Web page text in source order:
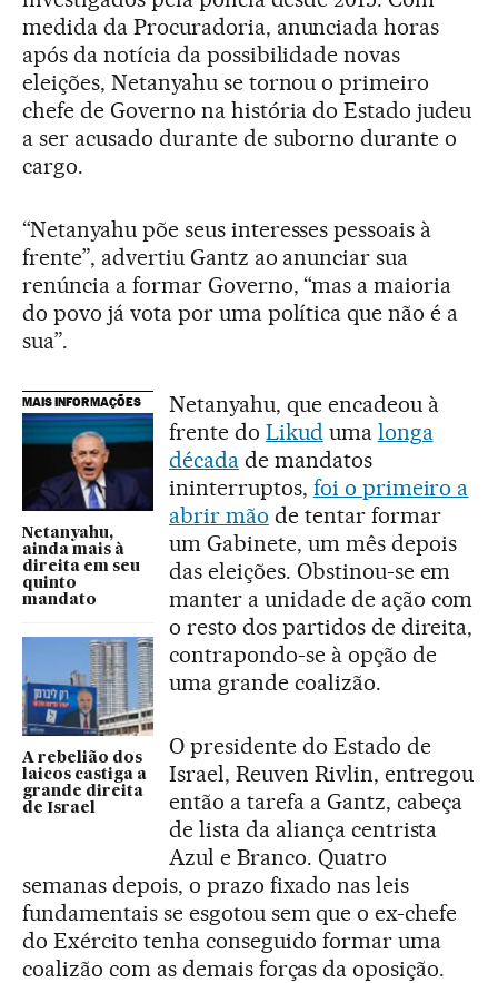
medida da Procuradoria, anunciada horas
após da notícia da possibilidade novas
eleições, Netanyahu se tornou o primeiro
chefe de Governo na história do Estado judeu
a ser acusado durante de suborno durante o
cargo.
“Netanyahu põe seus interesses pessoais à
frente”, advertiu Gantz ao anunciar sua
renúncia a formar Governo, “mas a maioria
do povo já vota por uma política que não é a
sua”.
MAIS INFORMAÇÕES
Netanyahu,
ainda mais à
direita em seu
quinto
mandato
A rebelião dos
laicos castiga a
grande direita
de Israel
Netanyahu, que encadeou à
frente do Likud uma longa
décadade mandatos
ininterruptos, foi o primeiro a
abrir mão de tentar formar
um Gabinete, um mês depois
das eleições. Obstinou-se em
manter a unidade de ação com
o resto dos partidos de direita,
contrapondo-se à opção de
uma grande coalizão.
O presidente do Estado de
Israel, Reuven Rivlin, entregou
então a tarefa a Gantz, cabeça
de lista da aliança centrista
Azul e Branco. Quatro
semanas depois, o prazo fixado nas leis
fundamentais se esgotou sem que o ex-chefe
do Exército tenha conseguido formar uma
coalizão com as demais forças da oposição.